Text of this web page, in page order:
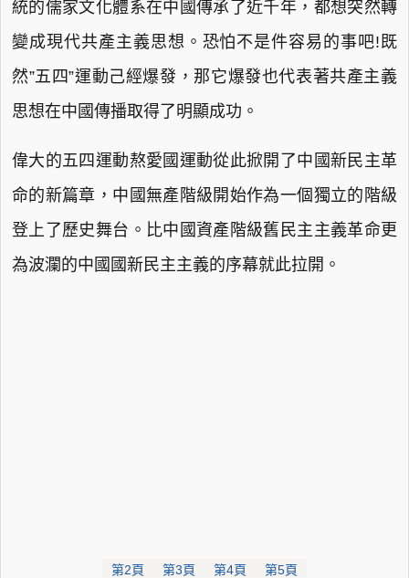
統的儒家文化體系在中國傳承了近千年，都想突然轉
變成現代共產主義思想。恐怕不是件容易的事吧!既
然”五四”運動己經爆發，那它爆發也代表著共產主義
思想在中國傳播取得了明顯成功。
偉大的五四運動熬愛國運動從此掀開了中國新民主革
命的新篇章，中國無產階級開始作為一個獨立的階級
登上了歷史舞台。比中國資產階級舊民主主義革命更
為波瀾的中國國新民主主義的序幕就此拉開。
第2頁 第3頁 第4頁 第5頁